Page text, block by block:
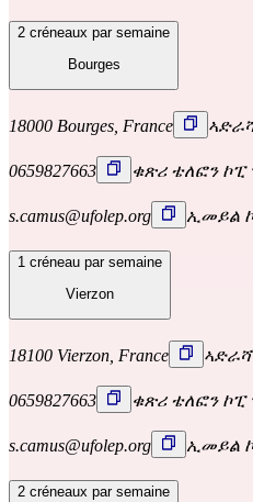
2 créneaux par semaine
Bourges
18000 Bourges, France
0659827663 ቁጽሪ ቴለፎን ኮፒ
s.camus@ufolep.org ኢመይል
1 créneau par semaine
Vierzon
18100 Vierzon, France ኣድራሻ
0659827663 ቁጽሪ ቴለፎን ኮፒ
s.camus@ufolep.org ኢመይል
2 créneaux par semaine